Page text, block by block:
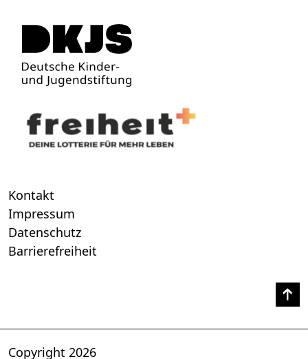
Kontakt
Impressum
Datenschutz
Barrierefreiheit
Copyright 2026